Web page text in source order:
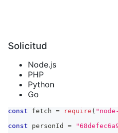
Solicitud
Node.js
PHP
Python
Go
const fetch = require (
const personId =